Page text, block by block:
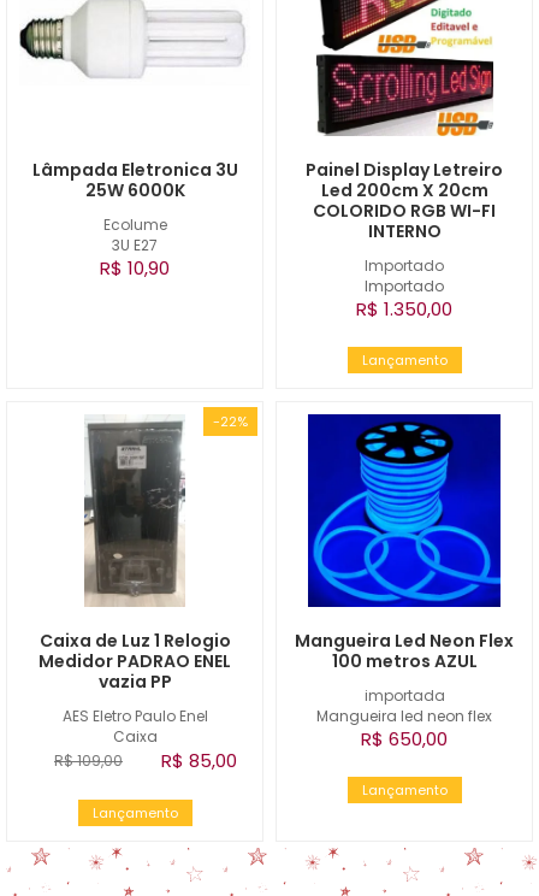
Ecolume
3U E27
Lâmpada Eletronica 3U
25W 6000K
R$ 10,90
Importado
Importado
Painel Display Letreiro
Led 200cm X 20cm
COLORIDO RGB WI-FI
INTERNO
R$ 1.350,00
Lançamento
-22%
AES Eletro Paulo Enel
Caixa
Caixa de Luz 1 Relogio
Medidor PADRAO ENEL
vazia PP
R$ 109,00 R$ 85,00
Lançamento
importada
Mangueira led neon flex
Mangueira Led Neon Flex
100 metros AZUL
R$ 650,00
Lançamento